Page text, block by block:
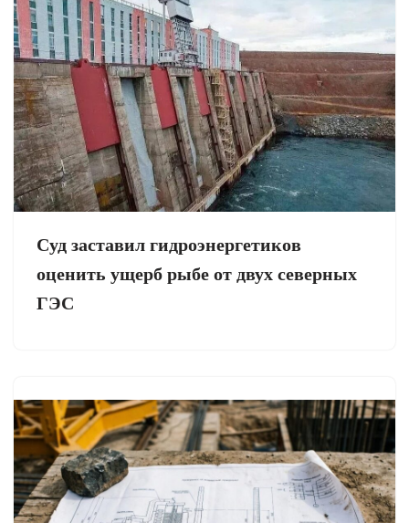
Суд заставил гидроэнергетиков
оценить ущерб рыбе от двух северных
ГЭС